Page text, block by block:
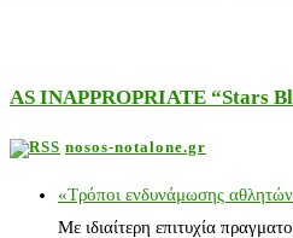
AS INAPPROPRIATE “Stars
nosos-notalone.gr
«Τρόποι ενδυνάμωσης
Με ιδιαίτερη επιτυχία